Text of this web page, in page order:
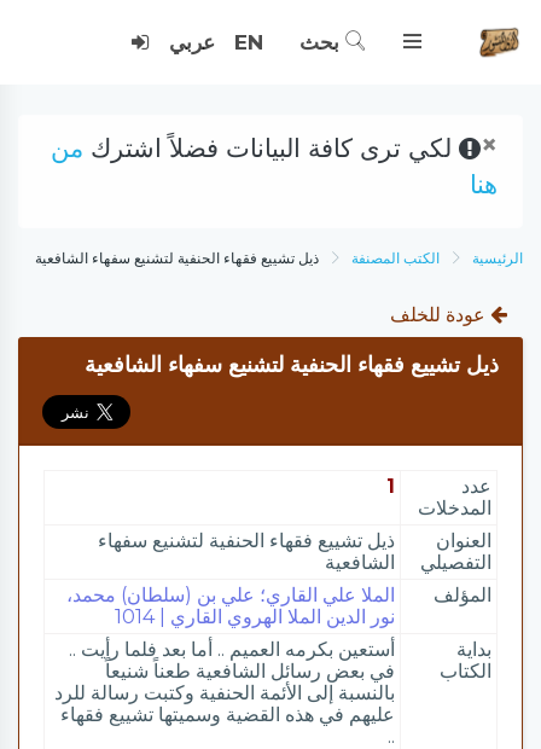
بحث EN عربي
× لكي ترى كافة البيانات فضلاً اشترك من
هنا
الرئيسية الكتب المصنفة ذيل تشييع فقهاء الحنفية لتشنيع سفهاء الشافعية
عودة للخلف
ذيل تشييع فقهاء الحنفية لتشنيع سفهاء الشافعية
عدد
المدخلات
1
العنوان
التفصيلي
ذيل تشييع فقهاء الحنفية لتشنيع سفهاء
الشافعية
المؤلف
الملا علي القاري؛ علي بن (سلطان) محمد،
نور الدين الملا الهروي القاري | 1014
بداية
الكتاب
أستعين بكرمه العميم .. أما بعد فلما رأيت ..
في بعض رسائل الشافعية طعناً شنيعاً
بالنسبة إلى الأئمة الحنفية وكتبت رسالة للرد
عليهم في هذه القضية وسميتها تشييع فقهاء
..